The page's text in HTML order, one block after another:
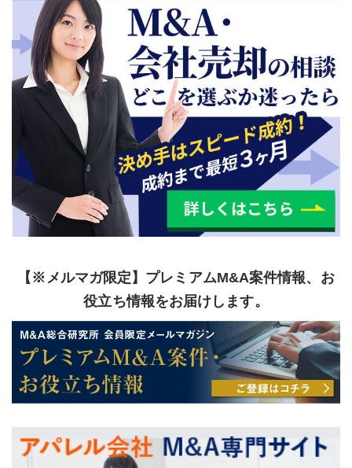
まとめ
【※メルマガ限定】プレミアムM&A案件情報、お
役立ち情報をお届けします。